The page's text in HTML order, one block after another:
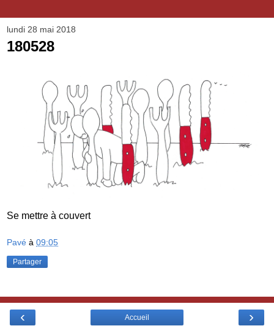
lundi 28 mai 2018
180528
Se mettre à couvert
Pavé à 09:05
Partager
‹ ›
Accueil